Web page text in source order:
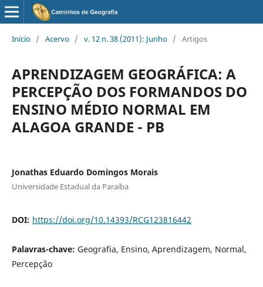
Início / Acervo / v. 12 n. 38 (2011): Junho / Artigos
APRENDIZAGEM GEOGRÁFICA: A
PERCEPÇÃO DOS FORMANDOS DO
ENSINO MÉDIO NORMAL EM
ALAGOA GRANDE - PB
Jonathas Eduardo Domingos Morais
Universidade Estadual da Paraíba
DOI: https://doi.org/10.14393/RCG123816442
Palavras-chave: Geografia, Ensino, Aprendizagem, Normal,
Percepção